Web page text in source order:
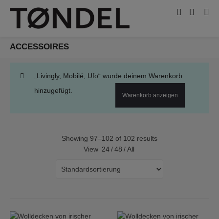
ACCESSOIRES
„Livingly, Mobilé, Ufo“ wurde deinem Warenkorb
hinzugefügt.
Warenkorb anzeigen
Showing 97–102 of 102 results
View 24 / 48 / All